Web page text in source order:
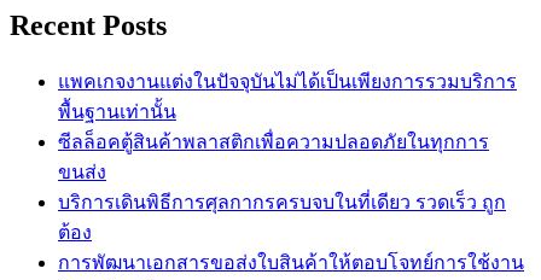
Recent Posts
แพคเกจงานแต่งในปัจจุบันไม่ได้เป็นเพียงการรวมบริการ
พื้นฐานเท่านั้น
ซีลล็อคตู้สินค้าพลาสติกเพื่อความปลอดภัยในทุกการ
ขนส่ง
บริการเดินพิธีการศุลกากรครบจบในที่เดียว รวดเร็ว ถูก
ต้อง
การพัฒนาเอกสารขอส่งใบสินค้าให้ตอบโจทย์การใช้งาน